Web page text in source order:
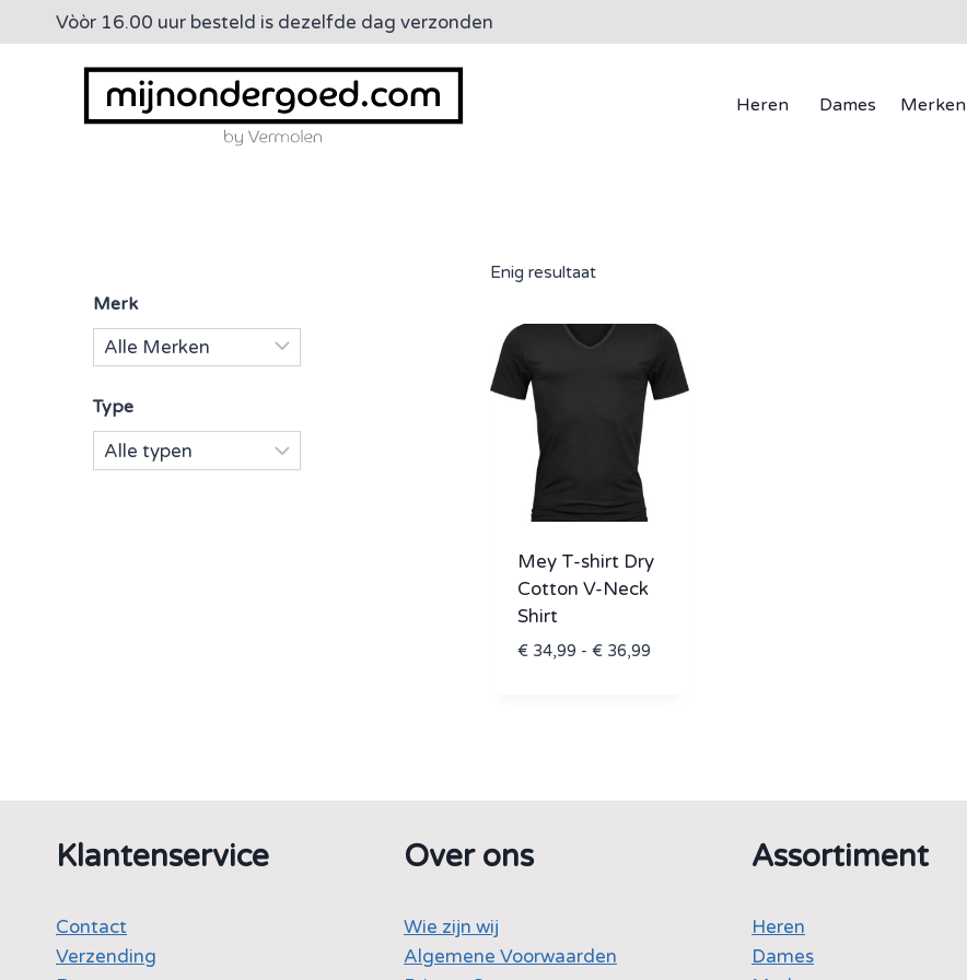
Doorgaan
naar
Vòòr 16.00 uur besteld is dezelfde dag verzonden
Heren Dames Merken
Enig resultaat
Mey T-shirt Dry
Cotton V-Neck
Shirt
€34,99 - €36,99Prijsklasse:
Merk
Type
Klantenservice
Contact
Verzending
Over ons
Wie zijn wij
Algemene Voorwaarden
Assortiment
Heren
Dames